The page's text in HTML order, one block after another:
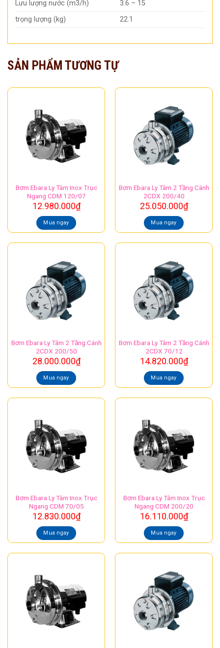
Lưu lượng nước (m3/h)
3.6 – 15
trọng lượng (kg)
22.1
SẢN PHẨM TƯƠNG TỰ
Bơm Ebara Ly Tâm Inox Trục
Ngang CDM 120/07
12.980.000₫
Mua ngay
Bơm Ebara Ly Tâm 2 Tầng Cánh
2CDX 200/40
25.050.000₫
Mua ngay
Bơm Ebara Ly Tâm 2 Tầng Cánh
2CDX 200/50
28.000.000₫
Mua ngay
Bơm Ebara Ly Tâm 2 Tầng Cánh
2CDX 70/12
14.820.000₫
Mua ngay
Bơm Ebara Ly Tâm Inox Trục
Ngang CDM 70/05
12.830.000₫
Mua ngay
Bơm Ebara Ly Tâm Inox Trục
Ngang CDM 200/20
16.110.000₫
Mua ngay